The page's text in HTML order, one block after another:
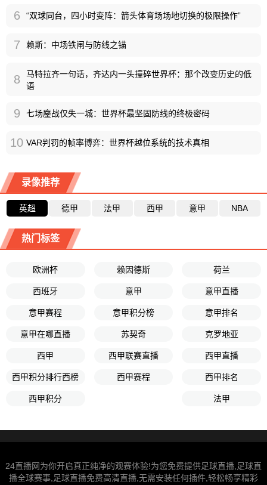
6 “双球同台，四小时变阵：箭头体育场场地切换的极限操作”
7 赖斯：中场铁闸与防线之锚
8
马特拉齐一句话，齐达内一头撞碎世界杯：那个改变历史的低
语
9 七场鏖战仅失一城：世界杯最坚固防线的终极密码
10 VAR判罚的帧率博弈：世界杯越位系统的技术真相
录像推荐
英超 德甲 法甲 西甲 意甲 NBA
热门标签
欧洲杯 赖因德斯 荷兰
西班牙 意甲 意甲直播
意甲赛程 意甲积分榜 意甲排名
意甲在哪直播 苏契奇 克罗地亚
西甲 西甲联赛直播 西甲直播
西甲积分排行西榜 西甲赛程 西甲排名
西甲积分 法甲
24直播网为你开启真正纯净的观赛体验!为您免费提供足球直播,足球直
播全球赛事,足球直播免费高清直播,无需安装任何插件,轻松畅享精彩